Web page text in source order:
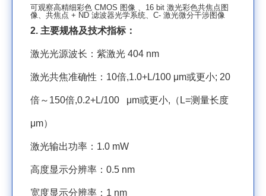
可观察高精细彩色 CMOS 图像 、16 bit 激光彩色共焦点图
像、共焦点 + ND 滤波器光学系统、 C- 激光微分干涉图像
2. 主要规格及技术指标：
激光光源波长：紫激光 404 nm
激光共焦准确性： 10倍,1.0+L/100 μm或更小; 20
倍～ 150倍,0.2+L/100 μm或更小, （ L=测量长度
μm）
激光输出功率： 1.0 mW
高度显示分辨率： 0.5 nm
宽度显示分辨率： 1 nm